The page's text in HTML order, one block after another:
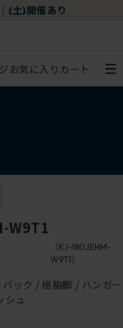
(土)開催あり
お気に入り カート
W9T1
（KJ-180JEHM-
W9T1）